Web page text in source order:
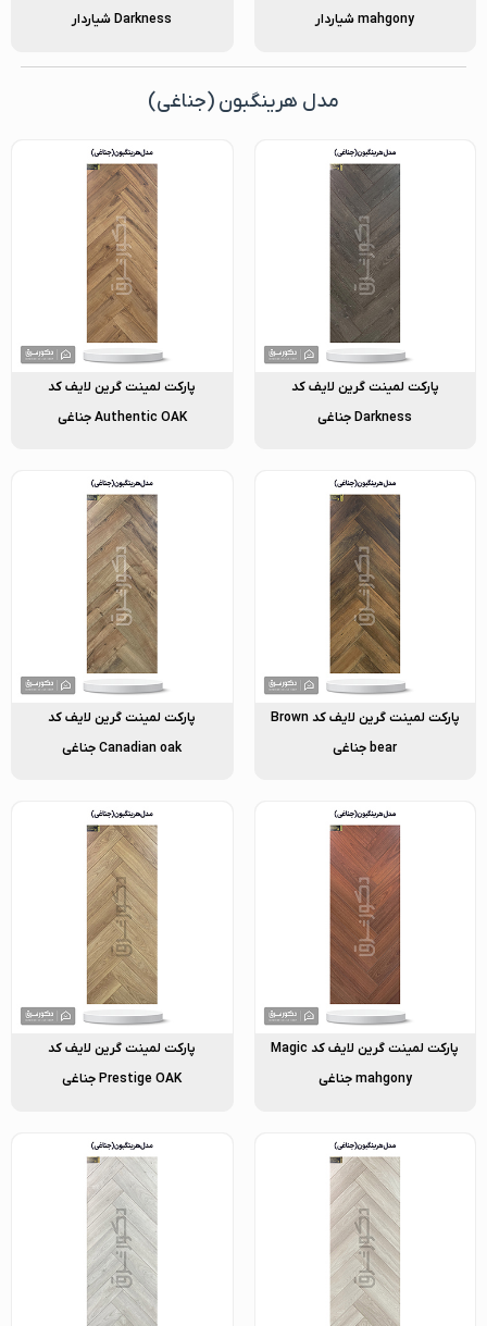
mahgony شیاردار
Darkness شیاردار
مدل هرینگبون (جناغی)
پارکت لمینت گرین لایف کد
Darkness جناغی
پارکت لمینت گرین لایف کد
Authentic OAK جناغی
پارکت لمینت گرین لایف کد Brown
bear جناغی
پارکت لمینت گرین لایف کد
Canadian oak جناغی
پارکت لمینت گرین لایف کد Magic
mahgony جناغی
پارکت لمینت گرین لایف کد
Prestige OAK جناغی